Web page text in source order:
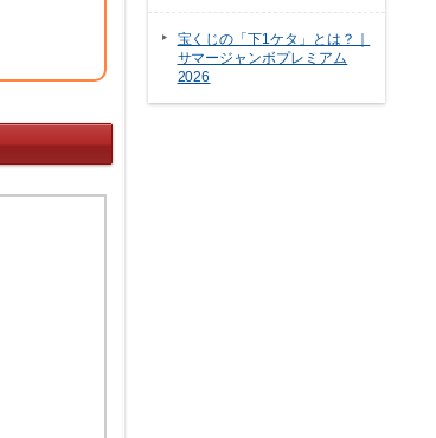
宝くじの「下1ケタ」とは？｜
サマージャンボプレミアム
2026